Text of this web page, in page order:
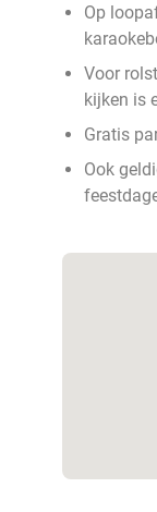
Op
Voor
kijken is
Gratis
Ook